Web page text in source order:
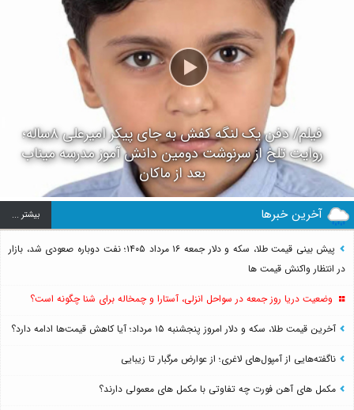
فیلم/ دفن یک لنگه کفش به جای پیکر امیرعلی ۸ساله؛
روایت تلخ از سرنوشت دومین دانش آموز مدرسه میناب
بعد از ماکان
آخرین خبرها بيشتر ...
پیش بینی قیمت طلا، سکه و دلار جمعه ۱۶ مرداد ۱۴۰۵؛ نفت دوباره صعودی شد، بازار
در انتظار واکنش قیمت ها
وضعیت دریا روز جمعه در سواحل انزلی، آستارا و چمخاله برای شنا چگونه است؟
آخرین قیمت طلا، سکه و دلار امروز پنجشنبه ۱۵ مرداد؛ آیا کاهش قیمت‌ها ادامه دارد؟
ناگفته‌هایی از آمپول‌های لاغری؛ از عوارض مرگبار تا زیبایی
مکمل های آهن فورت چه تفاوتی با مکمل های معمولی دارند؟